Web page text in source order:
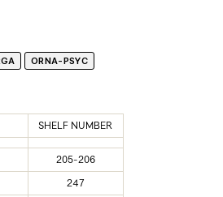
ORNA-PSYC
SHELF NUMBER
205-206
247